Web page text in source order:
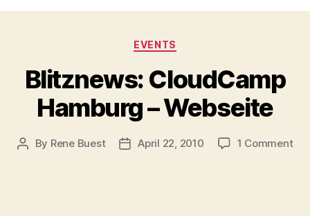
Categories
EVENTS
Blitznews: CloudCamp
Hamburg – Webseite
Post
By Rene Buest
PostApril 22, 2010 1 Commenton